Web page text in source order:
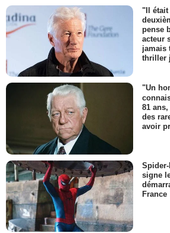
"Il était
pense
acteur
jamais
thriller
"Un
81
des
avoir
Spider-
signe
France